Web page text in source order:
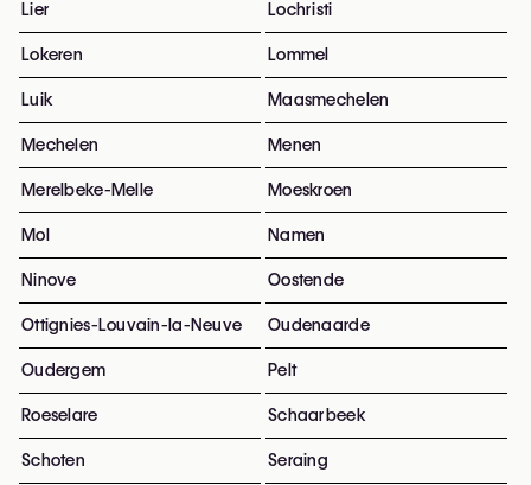
Lier Lochristi
Lokeren Lommel
Luik Maasmechelen
Mechelen Menen
Merelbeke-Melle Moeskroen
Mol Namen
Ninove Oostende
Ottignies-Louvain-la-Neuve Oudenaarde
Oudergem Pelt
Roeselare Schaarbeek
Schoten Seraing